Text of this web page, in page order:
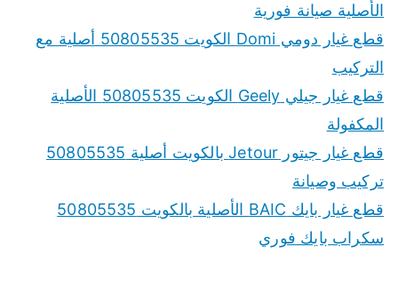
الأصلية صيانة فورية
قطع غيار دومي Domi الكويت 50805535 أصلية مع
التركيب
قطع غيار جيلي Geely الكويت 50805535 الأصلية
المكفولة
قطع غيار جيتور Jetour بالكويت أصلية 50805535
تركيب وصيانة
قطع غيار بايك BAIC الأصلية بالكويت 50805535
سكراب بايك فوري